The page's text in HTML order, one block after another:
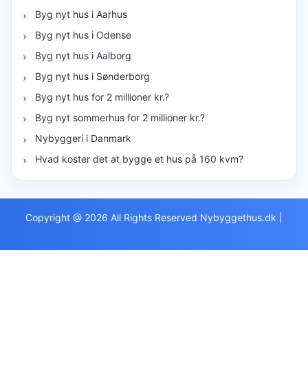
Byg nyt hus i Aarhus
Byg nyt hus i Odense
Byg nyt hus i Aalborg
Byg nyt hus i Sønderborg
Byg nyt hus for 2 millioner kr.?
Byg nyt sommerhus for 2 millioner kr.?
Nybyggeri i Danmark
Hvad koster det at bygge et hus på 160 kvm?
Copyright @ 2026 All Rights Reserved Nybyggethus.dk